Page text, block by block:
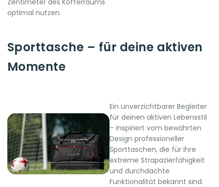
optimal nutzen.
Sporttasche – für deine aktiven
Momente
Ein unverzichtbarer Begleiter
für deinen aktiven Lebensstil
– inspiriert vom bewährten
Design professioneller
Sporttaschen, die für ihre
extreme Strapazierfähigkeit
und durchdachte
Funktionalität bekannt sind.